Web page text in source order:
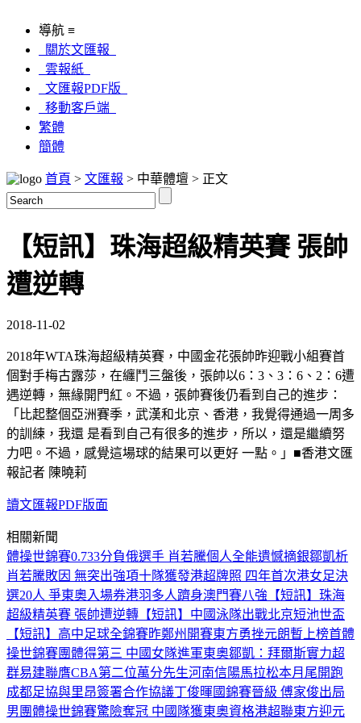
導航 ≡
關於文匯報
雲報紙
文匯報PDF版
移動客戶端
繁體
簡體
首頁 > 文匯報 > 中華體壇 > 正文
【短訊】珠海超級精英賽 張帥
遭逆轉
2018-11-02
2018年WTA珠海超級精英賽，中國金花張帥昨迎戰小組賽首
個對手梅古露莎，在纏鬥三盤後，張帥以6：3、3：6、2：6遭
遇逆轉，無緣開門紅。不過，張帥賽後仍看到自己的進步：
「比起整個亞洲賽季，武漢和北京、香港，我覺得通過一周多
的訓練，我還 是看到自己有很多的進步，所以，還是繼續努
力吧。不過，感覺這場球的結果可以更好 一點。」■香港文匯
報記者 陳曉莉
讀文匯報PDF版面
相關新聞
體操世錦賽0.733分負俄選手 肖若騰個人全能遺憾摘銀鄒凱析
肖若騰敗因 無突出強項十隊獲發港超牌照 四年首次港女足決
選20人 爭東奧入場券港羽多人躋身澳門賽八強 【短訊】珠海
超級精英賽 張帥遭逆轉 【短訊】中國泳隊出戰北京短池世盃
【短訊】高中足球全錦賽昨鄭州開賽東方勇挫元朗暫上榜首體
操世錦賽團體得第三 中國女隊進軍東奧鄒凱：拜爾斯實力超
群易建聯膺CBA第二位萬分先生河南信陽馬拉松本月尾開跑
成都足協與里昂簽署合作協議丁俊暉國錦賽晉級 傅家俊出局
男團體操世錦賽驚險奪冠 中國隊獲東奧資格港超聯東方迎元